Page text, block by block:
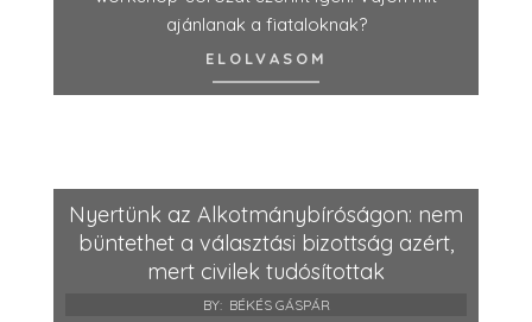
ajánlanak a fiataloknak?
ELOLVASOM
Nyertünk az Alkotmánybíróságon: nem
büntethet a választási bizottság azért,
mert civilek tudósítottak
BY: BÉKÉS GÁSPÁR